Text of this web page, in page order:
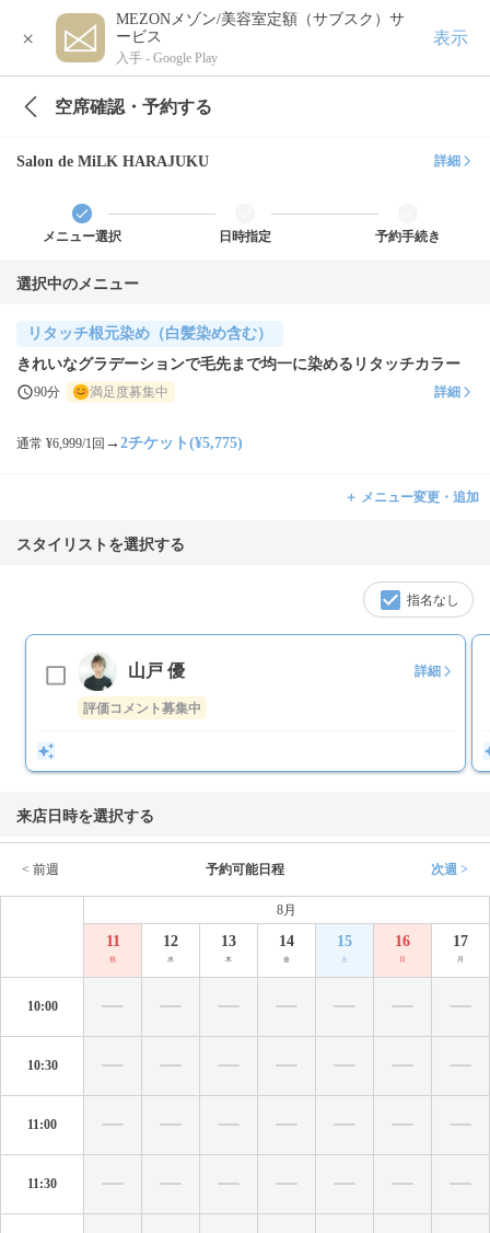
×
MEZONメゾン/美容室定額（サブスク）サ
ービス
入手 - Google Play
表示
空席確認・予約する
Salon de MiLK HARAJUKU 詳細
メニュー選択 日時指定 予約手続き
選択中のメニュー
リタッチ根元染め（白髪染め含む）
きれいなグラデーションで毛先まで均一に染めるリタッチカラー
90分 満足度募集中 詳細
通常 ¥6,999/1回 → 2チケット(¥5,775)
＋ メニュー変更・追加
スタイリストを選択する
指名なし
山戸 優 詳細
評価コメント募集中
来店日時を選択する
< 前週 予約可能日程 次週 >
8月
11
祝
12
水
13
木
14
金
15
土
16
日
17
月
10:00
10:30
11:00
11:30